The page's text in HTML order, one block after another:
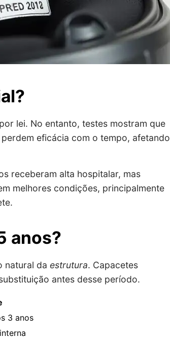
lei. No entanto, testes mostram que
eficácia com o tempo, afetando
receberam alta hospitalar, mas
melhores condições, principalmente
anos?
natural da estrutura. Capacetes
antes desse período.
3 anos